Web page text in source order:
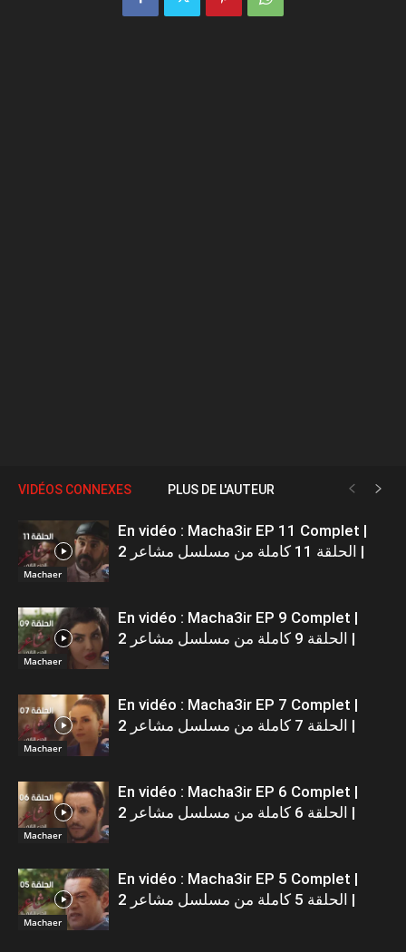
VIDÉOS CONNEXES PLUS DE L'AUTEUR
Machaer
En vidéo : Macha3ir EP 11 Complet |
الحلقة 11 كاملة من مسلسل مشاعر 2 |
Machaer
En vidéo : Macha3ir EP 9 Complet |
الحلقة 9 كاملة من مسلسل مشاعر 2 |
Machaer
En vidéo : Macha3ir EP 7 Complet |
الحلقة 7 كاملة من مسلسل مشاعر 2 |
Machaer
En vidéo : Macha3ir EP 6 Complet |
الحلقة 6 كاملة من مسلسل مشاعر 2 |
Machaer
En vidéo : Macha3ir EP 5 Complet |
الحلقة 5 كاملة من مسلسل مشاعر 2 |